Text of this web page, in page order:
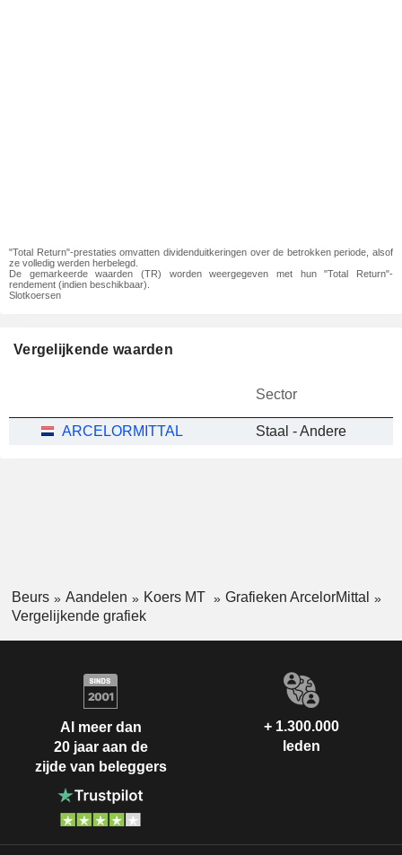
"Total Return"-prestaties omvatten dividenduitkeringen over de betrokken periode, alsof
ze volledig werden herbelegd.
De gemarkeerde waarden (TR) worden weergegeven met hun "Total Return"-
rendement (indien beschikbaar).
Slotkoersen
Vergelijkende waarden
Sector
ARCELORMITTAL Staal - Andere
Beurs Aandelen Koers MT
Grafieken ArcelorMittal
Vergelijkende grafiek
Al meer dan
20 jaar aan de
zijde van beleggers
+ 1.300.000
leden